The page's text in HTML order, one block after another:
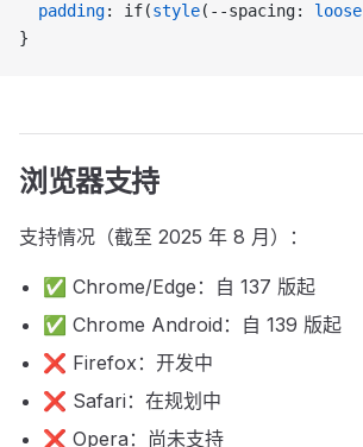
  padding
: if(style(--spacing: loose
}
浏览器支持
支持情况（截至 2025 年 8 月）：
✅ Chrome/Edge：自 137 版起
✅ Chrome Android：自 139 版起
❌ Firefox：开发中
❌ Safari：在规划中
❌ Opera：尚未支持